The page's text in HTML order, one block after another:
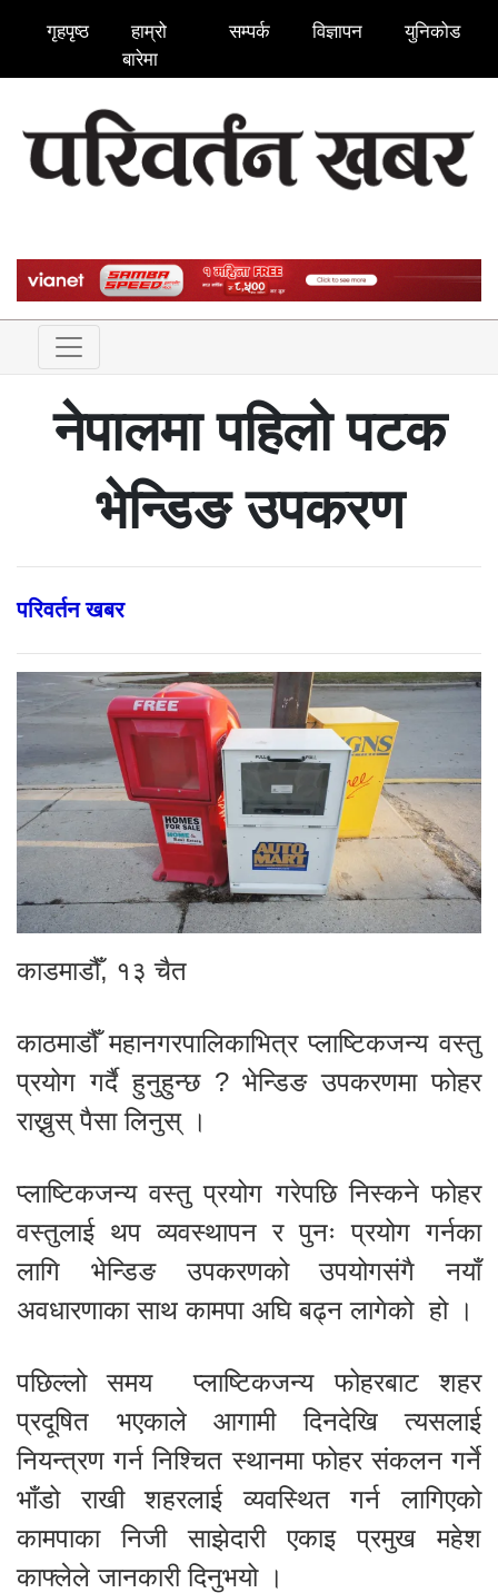
गृहपृष्ठ
हाम्रो
बारेमा
सम्पर्क विज्ञापन युनिकोड
नेपालमा पहिलो पटक
भेन्डिङ उपकरण
परिवर्तन खबर
काडमाडौँ, १३ चैत
काठमाडौँ महानगरपालिकाभित्र प्लाष्टिकजन्य वस्तु
प्रयोग गर्दै हुनुहुन्छ ? भेन्डिङ उपकरणमा फोहर
राख्नुस् पैसा लिनुस् ।
प्लाष्टिकजन्य वस्तु प्रयोग गरेपछि निस्कने फोहर
वस्तुलाई थप व्यवस्थापन र पुनः प्रयोग गर्नका
लागि भेन्डिङ उपकरणको उपयोगसंगै नयाँ
अवधारणाका साथ कामपा अघि बढ्न लागेको हो ।
पछिल्लो समय प्लाष्टिकजन्य फोहरबाट शहर
प्रदूषित भएकाले आगामी दिनदेखि त्यसलाई
नियन्त्रण गर्न निश्चित स्थानमा फोहर संकलन गर्ने
भाँडो राखी शहरलाई व्यवस्थित गर्न लागिएको
कामपाका निजी साझेदारी एकाइ प्रमुख महेश
काफ्लेले जानकारी दिनुभयो ।